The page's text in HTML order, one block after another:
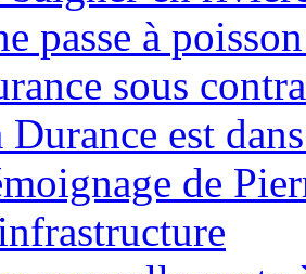
passe à
sous
Durance est
de